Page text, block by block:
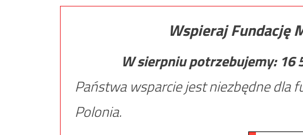
Wspieraj Fundację
W sierpniu potrzebujemy: 16
Państwa wsparcie jest niezbędne dla
Polonia.